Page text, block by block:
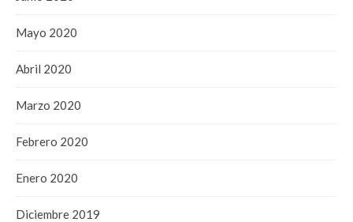
Mayo 2020
Abril 2020
Marzo 2020
Febrero 2020
Enero 2020
Diciembre 2019